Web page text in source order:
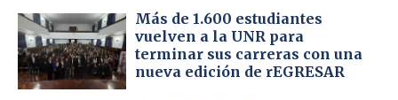
Más de 1.600 estudiantes
vuelven a la UNR para
terminar sus carreras con una
nueva edición de rEGRESAR